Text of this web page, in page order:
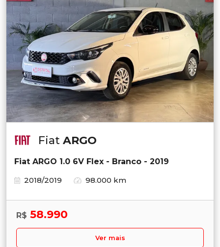
Fiat ARGO
Fiat ARGO 1.0 6V Flex - Branco - 2019
2018/2019
98.000 km
R$ 58.990
Ver mais